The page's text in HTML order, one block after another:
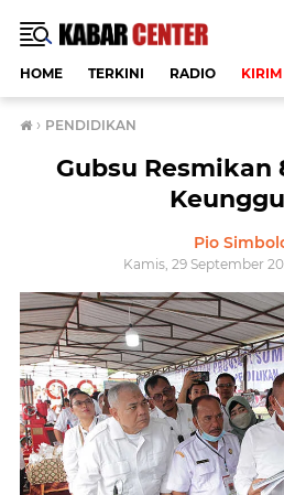
HOME TERKINI RADIO KIRIM
› PENDIDIKAN
Gubsu Resmikan
Pio
Kamis, 29 September